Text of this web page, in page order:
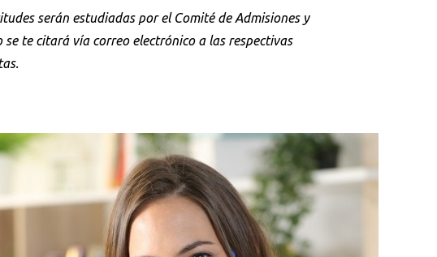
serán estudiadas por el Comité de Admisiones y
se te citará vía correo electrónico a las respectivas